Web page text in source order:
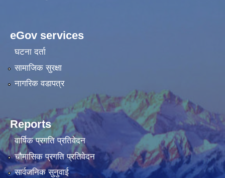
eGov services
घटना दर्ता
सामाजिक सुरक्षा
नागरिक वडापत्र
Reports
वार्षिक प्रगति प्रतिवेदन
चौमासिक प्रगति प्रतिवेदन
सार्वजनिक सुनुवाई